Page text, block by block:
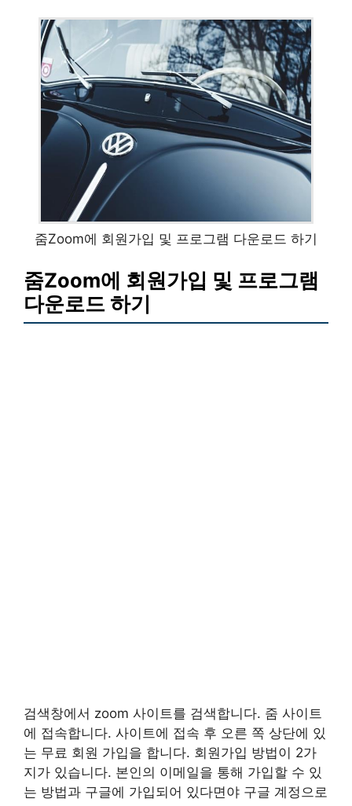
줌Zoom에 회원가입 및 프로그램 다운로드 하기
줌Zoom에 회원가입 및 프로그램
다운로드 하기
검색창에서 zoom 사이트를 검색합니다. 줌 사이트
에 접속합니다. 사이트에 접속 후 오른 쪽 상단에 있
는 무료 회원 가입을 합니다. 회원가입 방법이 2가
지가 있습니다. 본인의 이메일을 통해 가입할 수 있
는 방법과 구글에 가입되어 있다면야 구글 계정으로